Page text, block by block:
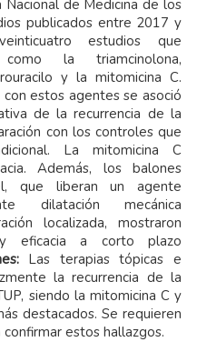
de Medicina de los
publicados entre 2017 y
estudios que
la triamcinolona,
y la mitomicina C.
estos agentes se asoció
de la recurrencia de la
con los controles que
La mitomicina C
Además, los balones
que liberan un agente
dilatación mecánica
localizada, mostraron
eficacia a corto plazo
Las terapias tópicas e
la recurrencia de la
siendo la mitomicina C y
destacados. Se requieren
estos hallazgos.